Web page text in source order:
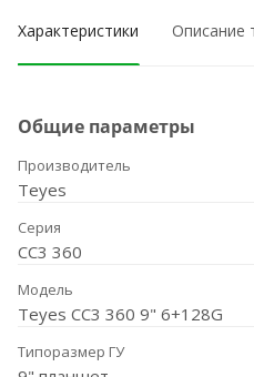
Характеристики Описание
Общие параметры
Производитель
Teyes
Серия
CC3 360
Модель
Teyes CC3 360 9" 6+128G
Типоразмер ГУ